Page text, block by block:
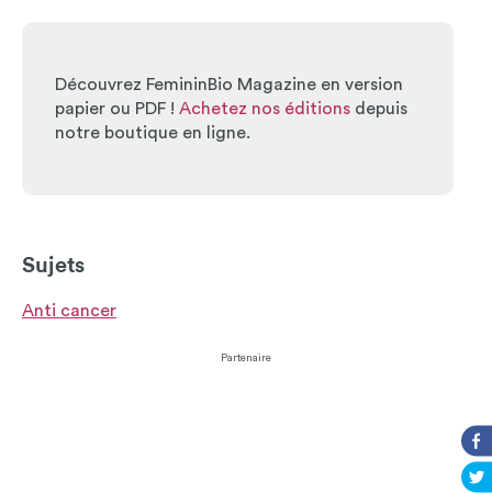
Découvrez FemininBio Magazine en version
papier ou PDF ! Achetez nos éditions depuis
notre boutique en ligne.
Sujets
Anti cancer
Partenaire